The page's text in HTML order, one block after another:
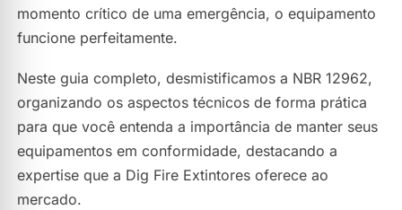
Frequência Obrigatória de Inspeções
Classes de Incêndio e o Extintor Correto
Pontos de Atenção:
O Relatório de Inspeção
Benefícios de seguir a NBR 12962
Como a Dig Fire Extintores pode ajudar?
momento crítico de uma emergência, o equipamento
funcione perfeitamente.
Neste guia completo, desmistificamos a NBR 12962,
organizando os aspectos técnicos de forma prática
para que você entenda a importância de manter seus
equipamentos em conformidade, destacando a
expertise que a Dig Fire Extintores oferece ao
mercado.